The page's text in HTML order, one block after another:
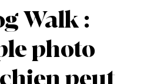
Walk :
photo